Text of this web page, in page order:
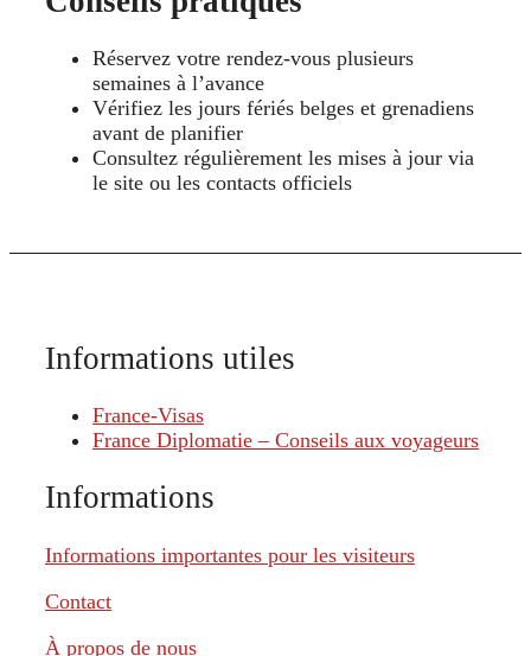
Réservez votre rendez-vous plusieurs
semaines à l’avance
Vérifiez les jours fériés belges et grenadiens
avant de planifier
Consultez régulièrement les mises à jour via
le site ou les contacts officiels
Informations utiles
France-Visas
France Diplomatie – Conseils aux voyageurs
Informations
Informations importantes pour les visiteurs
Contact
À propos de nous